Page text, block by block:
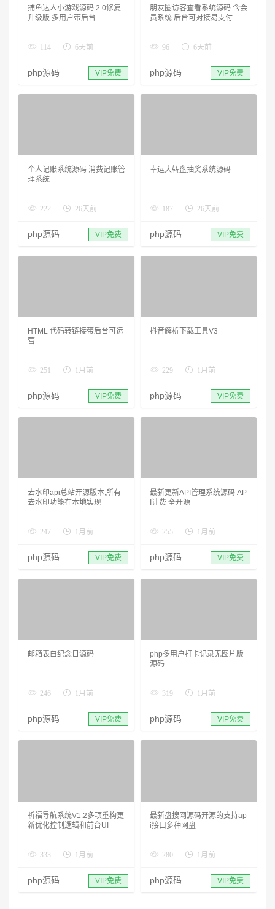
捕鱼达人小游戏源码 2.0修复
升级版 多用户带后台
114 6天前
php源码 VIP免费
朋友圈访客查看系统源码 含会
员系统 后台可对接易支付
96 6天前
php源码 VIP免费
个人记账系统源码 消费记账管
理系统
222 26天前
php源码 VIP免费
幸运大转盘抽奖系统源码
187 26天前
php源码 VIP免费
HTML 代码转链接带后台可运
营
251 1月前
php源码 VIP免费
抖音解析下载工具V3
229 1月前
php源码 VIP免费
去水印api总站开源版本,所有
去水印功能在本地实现
247 1月前
php源码 VIP免费
最新更新API管理系统源码 AP
I计费 全开源
255 1月前
php源码 VIP免费
邮箱表白纪念日源码
246 1月前
php源码 VIP免费
php多用户打卡记录无图片版
源码
319 1月前
php源码 VIP免费
祈福导航系统V1.2多项重构更
新优化控制逻辑和前台UI
333 1月前
php源码 VIP免费
最新盘搜网源码开源的支持ap
i接口多种网盘
280 1月前
php源码 VIP免费